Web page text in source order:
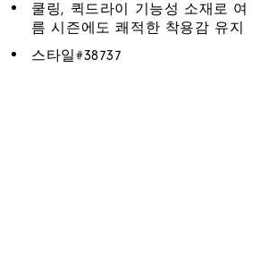
쿨링, 퀵드라이 기능성 소재로 여
름 시즌에도 쾌적한 착용감 유지
스타일#38737